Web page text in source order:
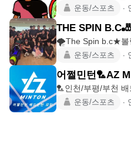
모임원 정원 8
운동/스포츠 ∙
THE SPIN
🌪The Spin b.c★
운동/스포츠 ∙
어쩔민턴🏸AZ
🏸인천/부평/부천 배드
다. 환영합니다. 🤗
운동/스포츠 ∙